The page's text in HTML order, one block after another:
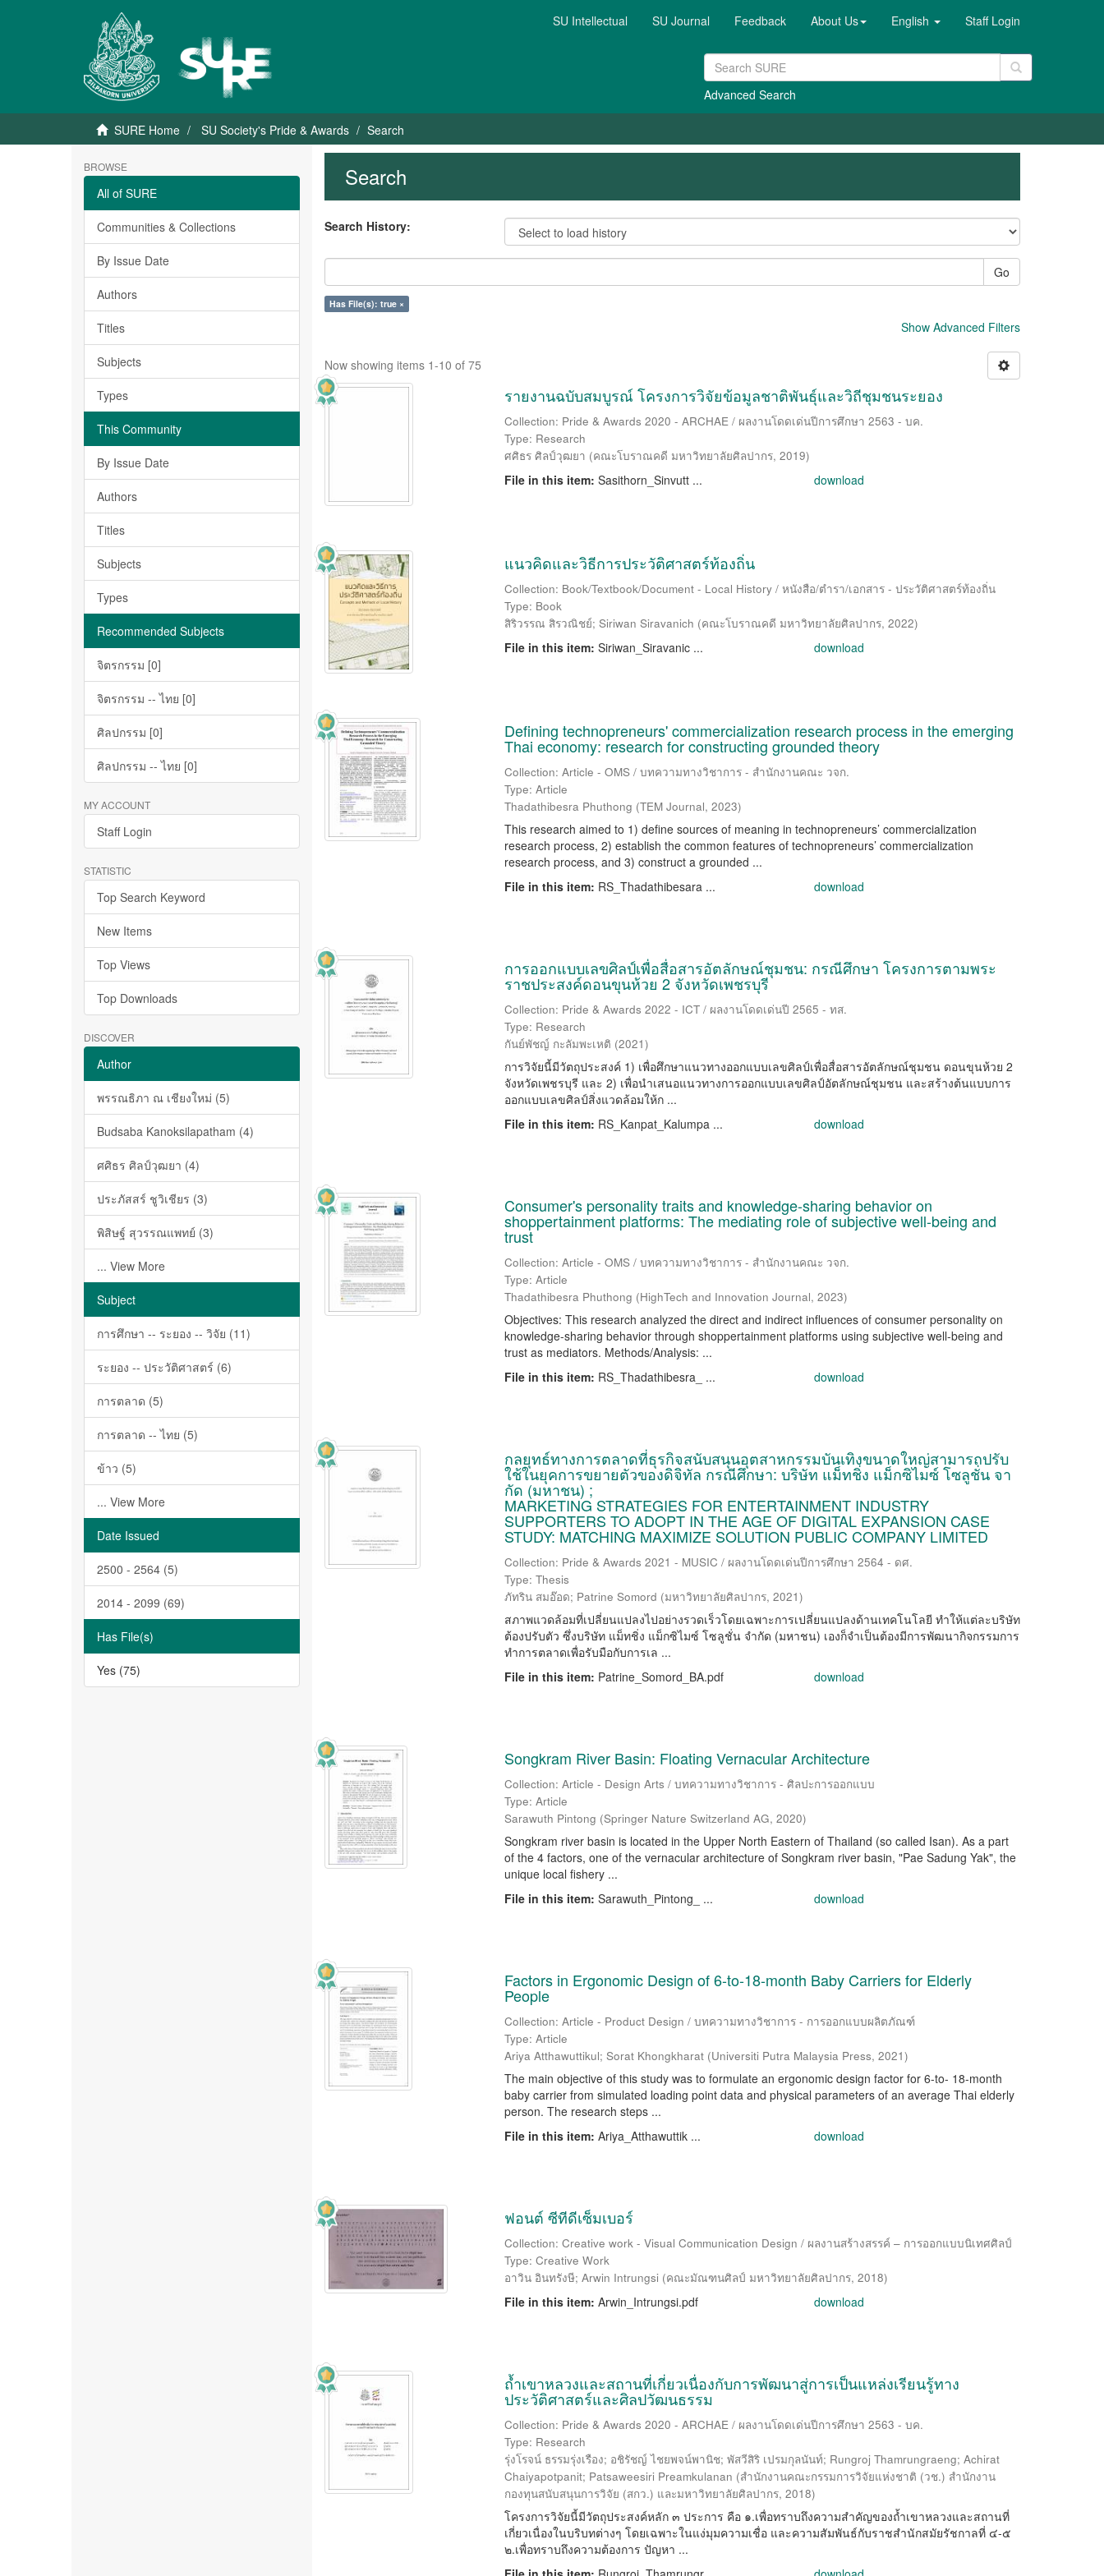
SU Intellectual SU Journal Feedback About Us English Staff Login
Advanced Search
SURE Home SU Society's Pride & Awards Search
BROWSE
All of SURE
Communities & Collections
By Issue Date
Authors
Titles
Subjects
Types
This Community
By Issue Date
Authors
Titles
Subjects
Types
Recommended Subjects
จิตรกรรม [0]
จิตรกรรม -- ไทย [0]
ศิลปกรรม [0]
ศิลปกรรม -- ไทย [0]
MY ACCOUNT
Staff Login
STATISTIC
Top Search Keyword
New Items
Top Views
Top Downloads
DISCOVER
Author
พรรณธิภา ณ เชียงใหม่ (5)
Budsaba Kanoksilapatham (4)
ศศิธร ศิลป์วุฒยา (4)
ประภัสสร์ ชูวิเชียร (3)
พิสิษฐ์ สุวรรณแพทย์ (3)
... View More
Subject
การศึกษา -- ระยอง -- วิจัย (11)
ระยอง -- ประวัติศาสตร์ (6)
การตลาด (5)
การตลาด -- ไทย (5)
ข้าว (5)
... View More
Date Issued
2500 - 2564 (5)
2014 - 2099 (69)
Has File(s)
Yes (75)
Search
Search History:
Go
Has File(s): true ×
Show Advanced Filters
Now showing items 1-10 of 75
รายงานฉบับสมบูรณ์ โครงการวิจัยข้อมูลชาติพันธุ์และวิถีชุมชนระยอง
Collection: Pride & Awards 2020 - ARCHAE / ผลงานโดดเด่นปีการศึกษา 2563 - บค.
Type: Research
ศศิธร ศิลป์วุฒยา (คณะโบราณคดี มหาวิทยาลัยศิลปากร, 2019)
File in this item: Sasithorn_Sinvutt ... download
แนวคิดและวิธีการประวัติศาสตร์ท้องถิ่น
Collection: Book/Textbook/Document - Local History / หนังสือ/ตำรา/เอกสาร - ประวัติศาสตร์ท้องถิ่น
Type: Book
สิริวรรณ สิรวณิชย์; Siriwan Siravanich (คณะโบราณคดี มหาวิทยาลัยศิลปากร, 2022)
File in this item: Siriwan_Siravanic ... download
Defining technopreneurs' commercialization research process in the emerging
Thai economy: research for constructing grounded theory
Collection: Article - OMS / บทความทางวิชาการ - สำนักงานคณะ วจก.
Type: Article
Thadathibesra Phuthong (TEM Journal, 2023)
This research aimed to 1) define sources of meaning in technopreneurs’ commercialization
research process, 2) establish the common features of technopreneurs’ commercialization
research process, and 3) construct a grounded ...
File in this item: RS_Thadathibesara ... download
การออกแบบเลขศิลป์เพื่อสื่อสารอัตลักษณ์ชุมชน: กรณีศึกษา โครงการตามพระ
ราชประสงค์ดอนขุนห้วย 2 จังหวัดเพชรบุรี
Collection: Pride & Awards 2022 - ICT / ผลงานโดดเด่นปี 2565 - ทส.
Type: Research
กันย์พัชญ์ กะลัมพะเหติ (2021)
การวิจัยนี้มีวัตถุประสงค์ 1) เพื่อศึกษาแนวทางออกแบบเลขศิลป์เพื่อสื่อสารอัตลักษณ์ชุมชน ดอนขุนห้วย 2
จังหวัดเพชรบุรี และ 2) เพื่อนําเสนอแนวทางการออกแบบเลขศิลป์อัตลักษณ์ชุมชน และสร้างต้นแบบการ
ออกแบบเลขศิลป์สิ่งแวดล้อมให้ก ...
File in this item: RS_Kanpat_Kalumpa ... download
Consumer's personality traits and knowledge-sharing behavior on
shoppertainment platforms: The mediating role of subjective well-being and
trust
Collection: Article - OMS / บทความทางวิชาการ - สำนักงานคณะ วจก.
Type: Article
Thadathibesra Phuthong (HighTech and Innovation Journal, 2023)
Objectives: This research analyzed the direct and indirect influences of consumer personality on
knowledge-sharing behavior through shoppertainment platforms using subjective well-being and
trust as mediators. Methods/Analysis: ...
File in this item: RS_Thadathibesra_ ... download
กลยุทธ์ทางการตลาดที่ธุรกิจสนับสนุนอุตสาหกรรมบันเทิงขนาดใหญ่สามารถปรับ
ใช้ในยุคการขยายตัวของดิจิทัล กรณีศึกษา: บริษัท แม็ทชิ่ง แม็กซิไมซ์ โซลูชั่น จา
กัด (มหาชน) ;
MARKETING STRATEGIES FOR ENTERTAINMENT INDUSTRY
SUPPORTERS TO ADOPT IN THE AGE OF DIGITAL EXPANSION CASE
STUDY: MATCHING MAXIMIZE SOLUTION PUBLIC COMPANY LIMITED
Collection: Pride & Awards 2021 - MUSIC / ผลงานโดดเด่นปีการศึกษา 2564 - ดศ.
Type: Thesis
ภัทริน สมอ๊อด; Patrine Somord (มหาวิทยาลัยศิลปากร, 2021)
สภาพแวดล้อมที่เปลี่ยนแปลงไปอย่างรวดเร็วโดยเฉพาะการเปลี่ยนแปลงด้านเทคโนโลยี ทำให้แต่ละบริษัท
ต้องปรับตัว ซึ่งบริษัท แม็ทชิ่ง แม็กซิไมซ์ โซลูชั่น จำกัด (มหาชน) เองก็จำเป็นต้องมีการพัฒนากิจกรรมการ
ทำการตลาดเพื่อรับมือกับการเล ...
File in this item: Patrine_Somord_BA.pdf download
Songkram River Basin: Floating Vernacular Architecture
Collection: Article - Design Arts / บทความทางวิชาการ - ศิลปะการออกแบบ
Type: Article
Sarawuth Pintong (Springer Nature Switzerland AG, 2020)
Songkram river basin is located in the Upper North Eastern of Thailand (so called Isan). As a part
of the 4 factors, one of the vernacular architecture of Songkram river basin, "Pae Sadung Yak", the
unique local fishery ...
File in this item: Sarawuth_Pintong_ ... download
Factors in Ergonomic Design of 6-to-18-month Baby Carriers for Elderly
People
Collection: Article - Product Design / บทความทางวิชาการ - การออกแบบผลิตภัณฑ์
Type: Article
Ariya Atthawuttikul; Sorat Khongkharat (Universiti Putra Malaysia Press, 2021)
The main objective of this study was to formulate an ergonomic design factor for 6-to- 18-month
baby carrier from simulated loading point data and physical parameters of an average Thai elderly
person. The research steps ...
File in this item: Ariya_Atthawuttik ... download
ฟอนต์ ซีทีดีเซ็มเบอร์
Collection: Creative work - Visual Communication Design / ผลงานสร้างสรรค์ – การออกแบบนิเทศศิลป์
Type: Creative Work
อาวิน อินทรังษี; Arwin Intrungsi (คณะมัณฑนศิลป์ มหาวิทยาลัยศิลปากร, 2018)
File in this item: Arwin_Intrungsi.pdf download
ถ้ำเขาหลวงและสถานที่เกี่ยวเนื่องกับการพัฒนาสู่การเป็นแหล่งเรียนรู้ทาง
ประวัติศาสตร์และศิลปวัฒนธรรม
Collection: Pride & Awards 2020 - ARCHAE / ผลงานโดดเด่นปีการศึกษา 2563 - บค.
Type: Research
รุ่งโรจน์ ธรรมรุ่งเรือง; อชิรัชญ์ ไชยพจน์พานิช; พัสวีสิริ เปรมกุลนันท์; Rungroj Thamrungraeng; Achirat
Chaiyapotpanit; Patsaweesiri Preamkulanan (สำนักงานคณะกรรมการวิจัยแห่งชาติ (วช.) สำนักงาน
กองทุนสนับสนุนการวิจัย (สกว.) และมหาวิทยาลัยศิลปากร, 2018)
โครงการวิจัยนี้มีวัตถุประสงค์หลัก ๓ ประการ คือ ๑.เพื่อทราบถึงความสำคัญของถ้ำเขาหลวงและสถานที่
เกี่ยวเนื่องในบริบทต่างๆ โดยเฉพาะในแง่มุมความเชื่อ และความสัมพันธ์กับราชสำนักสมัยรัชกาลที่ ๔-๕
๒.เพื่อทราบถึงความต้องการ ปัญหา ...